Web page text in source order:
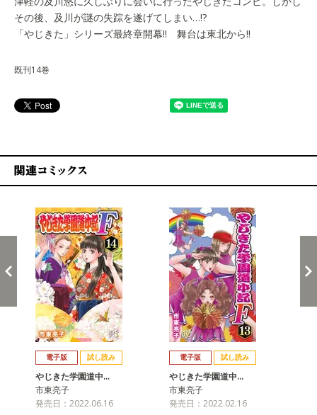
その後、及川が謎の失踪を遂げてしまい…!?
「やじきた」シリーズ最終章開幕!! 舞台は東北から!!
既刊14巻
電子版 試し読み
やじきた学園道中…
市東亮子
発売日：2022.06.16
電子版 試し読み
やじきた学園道中…
市東亮子
発売日：2022.02.16